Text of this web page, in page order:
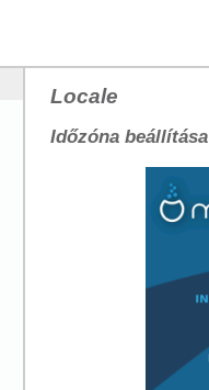
Locale
Időzóna beállítása